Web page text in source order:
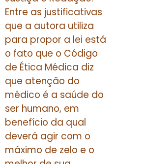
Entre as justificativas
que a autora utiliza
para propor a lei está
o fato que o Código
de Ética Médica diz
que atenção do
médico é a saúde do
ser humano, em
benefício da qual
deverá agir com o
máximo de zelo e o